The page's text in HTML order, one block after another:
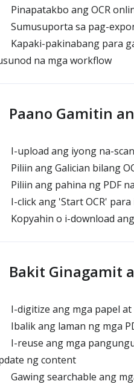
Pinapatakbo ang OCR
Sumusuporta sa pag-
Kapaki-pakinabang para
na mga workflow
Paano Gamitin
I-upload ang iyong na-
Piliin ang Galician bilang
Piliin ang pahina ng PDF
I-click ang 'Start OCR'
Kopyahin o i-download
Bakit Ginagamit
I-digitize ang mga papel
Ibalik ang laman ng mga
I-reuse ang mga
ng content
Gawing searchable ang